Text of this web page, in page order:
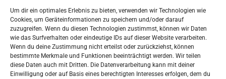
Um dir ein optimales Erlebnis zu bieten, verwenden wir Technologien wie
Cookies, um Geräteinformationen zu speichern und/oder darauf
zuzugreifen. Wenn du diesen Technologien zustimmst, können wir Daten
wie das Surfverhalten oder eindeutige IDs auf dieser Website verarbeiten.
Wenn du deine Zustimmung nicht erteilst oder zurückziehst, können
bestimmte Merkmale und Funktionen beeinträchtigt werden. Wir teilen
diese Daten auch mit Dritten. Die Datenverarbeitung kann mit deiner
Einwilligung oder auf Basis eines berechtigten Interesses erfolgen, dem du
Datenschutzerklärung
Widerufsbelehrung
Oglašavanje / Postavite svoj oglas
Tko je “Idemo u Svijet – Njemačka?